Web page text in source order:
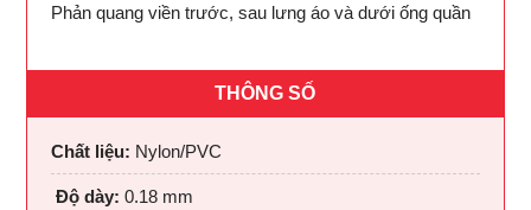
Phản quang viền trước, sau lưng áo và dưới ống quần
THÔNG SỐ
Chất liệu: Nylon/PVC
Độ dày:0.18 mm